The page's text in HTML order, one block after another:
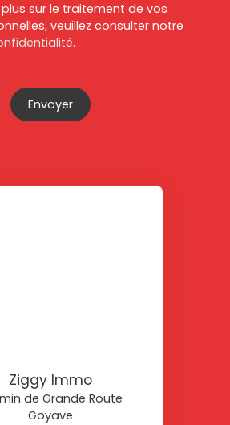
sur le traitement de vos
veuillez consulter notre
.
Envoyer
Ziggy Immo
de Grande Route
Goyave